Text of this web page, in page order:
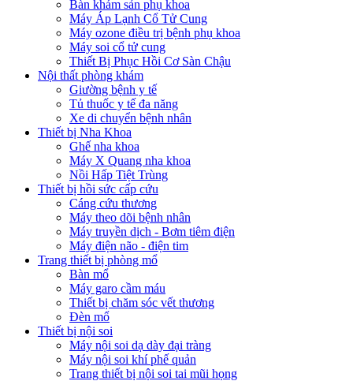
Bàn khám sản phụ khoa
Máy Áp Lạnh Cổ Tử Cung
Máy ozone điều trị bệnh phụ khoa
Máy soi cổ tử cung
Thiết Bị Phục Hồi Cơ Sàn Chậu
Nội thất phòng khám
Giường bệnh y tế
Tủ thuốc y tế đa năng
Xe di chuyển bệnh nhân
Thiết bị Nha Khoa
Ghế nha khoa
Máy X Quang nha khoa
Nồi Hấp Tiệt Trùng
Thiết bị hồi sức cấp cứu
Cáng cứu thương
Máy theo dõi bệnh nhân
Máy truyền dịch - Bơm tiêm điện
Máy điện não - điện tim
Trang thiết bị phòng mổ
Bàn mổ
Máy garo cầm máu
Thiết bị chăm sóc vết thương
Đèn mổ
Thiết bị nội soi
Máy nội soi dạ dày đại tràng
Máy nội soi khí phế quản
Trang thiết bị nội soi tai mũi họng